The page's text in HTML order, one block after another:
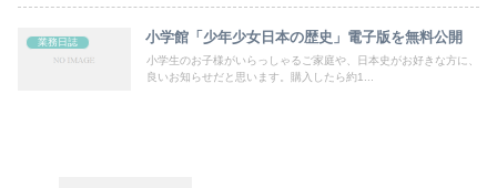
業務日誌 小学館「少年少女日本の歴史」電子版を無料公開
小学生のお子様がいらっしゃるご家庭や、日本史がお好きな方に、
良いお知らせだと思います。購入したら約1...